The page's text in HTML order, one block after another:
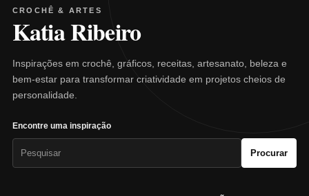
CROCHÊ & ARTES
Katia Ribeiro
Inspirações em crochê, gráficos, receitas, artesanato, beleza e
bem-estar para transformar criatividade em projetos cheios de
personalidade.
Encontre uma inspiração
Procurar